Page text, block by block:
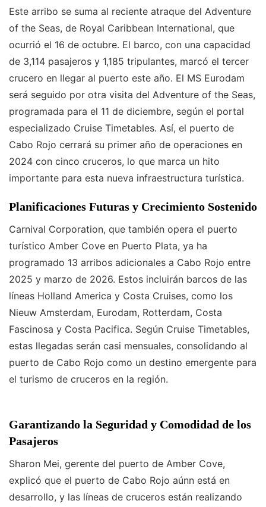
Este arribo se suma al reciente atraque del Adventure
of the Seas, de Royal Caribbean International, que
ocurrió el 16 de octubre. El barco, con una capacidad
de 3,114 pasajeros y 1,185 tripulantes, marcó el tercer
crucero en llegar al puerto este año. El MS Eurodam
será seguido por otra visita del Adventure of the Seas,
programada para el 11 de diciembre, según el portal
especializado Cruise Timetables. Así, el puerto de
Cabo Rojo cerrará su primer año de operaciones en
2024 con cinco cruceros, lo que marca un hito
importante para esta nueva infraestructura turística.
Planificaciones Futuras y Crecimiento Sostenido
Carnival Corporation, que también opera el puerto
turístico Amber Cove en Puerto Plata, ya ha
programado 13 arribos adicionales a Cabo Rojo entre
2025 y marzo de 2026. Estos incluirán barcos de las
líneas Holland America y Costa Cruises, como los
Nieuw Amsterdam, Eurodam, Rotterdam, Costa
Fascinosa y Costa Pacifica. Según Cruise Timetables,
estas llegadas serán casi mensuales, consolidando al
puerto de Cabo Rojo como un destino emergente para
el turismo de cruceros en la región.
Garantizando la Seguridad y Comodidad de los
Pasajeros
Sharon Mei, gerente del puerto de Amber Cove,
explicó que el puerto de Cabo Rojo aúnn está en
desarrollo, y las líneas de cruceros están realizando